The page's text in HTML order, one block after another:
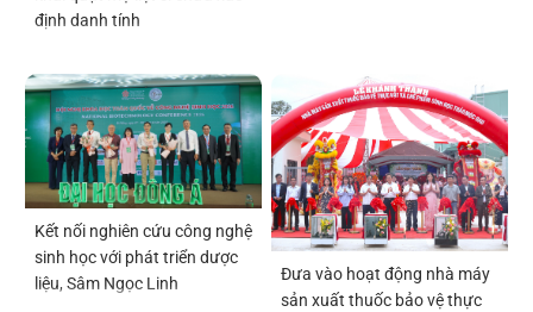
định danh tính
Kết nối nghiên cứu công nghệ
sinh học với phát triển dược
liệu, Sâm Ngọc Linh
Đưa vào hoạt động nhà máy
sản xuất thuốc bảo vệ thực